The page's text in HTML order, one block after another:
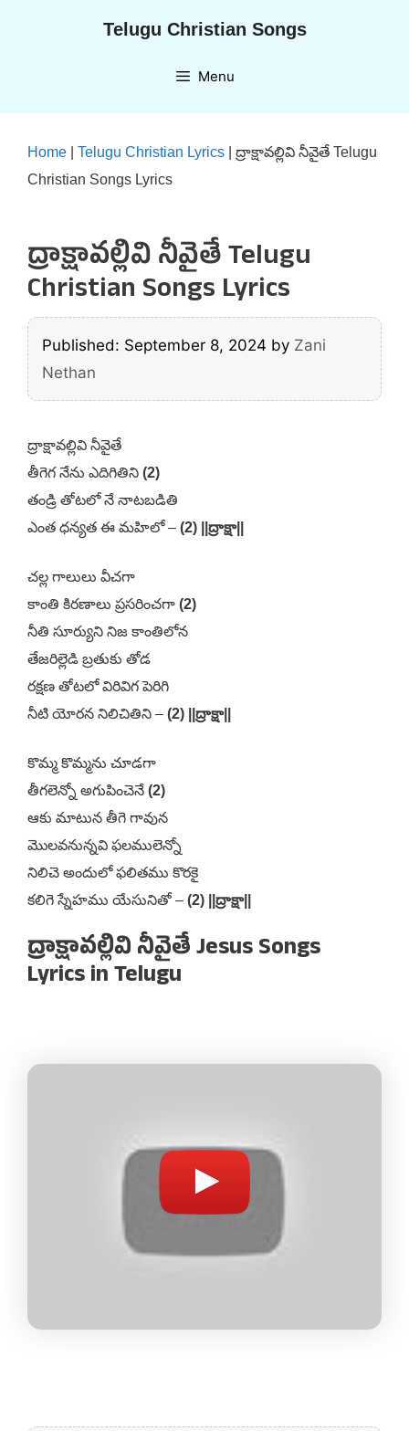
Telugu Christian Songs
Menu
Home Telugu Christian Lyrics
ద్రాక్షావల్లివి నీవైతే Telugu
Christian Songs Lyrics
ద్రాక్షావల్లివి నీవైతే Telugu
Christian Songs Lyrics
Published: September 8, 2024 by Zani
Nethan
ద్రాక్షావల్లివి నీవైతే
తీగెగ నేను ఎదిగితిని (2)
తండ్రి తోటలో నే నాటబడితి
ఎంత ధన్యత ఈ మహిలో – (2) ||ద్రాక్షా||
చల్ల గాలులు వీచగా
కాంతి కిరణాలు ప్రసరించగా (2)
నీతి సూర్యుని నిజ కాంతిలోన
తేజరిల్లెడి బ్రతుకు తోడ
రక్షణ తోటలో విరివిగ పెరిగి
నీటి యోరన నిలిచితిని – (2) ||ద్రాక్షా||
కొమ్మ కొమ్మను చూడగా
తీగలెన్నో అగుపించెనే (2)
ఆకు మాటున తీగె గావున
మొలవనున్నవి ఫలములెన్నో
నిలిచె అందులో ఫలితము కొరకై
కలిగె స్నేహము యేసునితో – (2) ||ద్రాక్షా||
ద్రాక్షావల్లివి నీవైతే Jesus Songs
Lyrics in Telugu